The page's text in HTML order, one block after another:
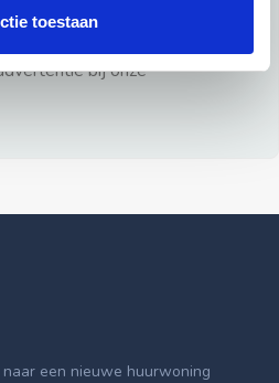
toestaan
bij onze
een nieuwe huurwoning